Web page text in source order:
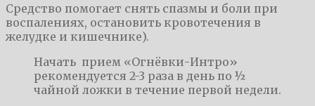
Средство помогает снять спазмы и боли при
воспалениях, остановить кровотечения в
желудке и кишечнике).
Начать прием «Огнёвки-Интро»
рекомендуется 2-3 раза в день по ½
чайной ложки в течение первой недели.